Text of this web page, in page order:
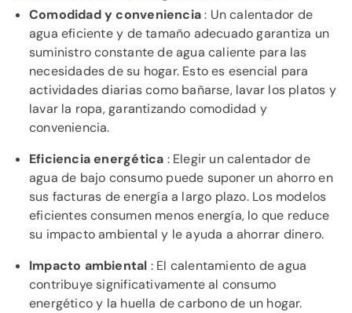
Comodidad y conveniencia: Un calentador de
agua eficiente y de tamaño adecuado garantiza un
suministro constante de agua caliente para las
necesidades de su hogar. Esto es esencial para
actividades diarias como bañarse, lavar los platos y
lavar la ropa, garantizando comodidad y
conveniencia.
Eficiencia energética : Elegir un calentador de
agua de bajo consumo puede suponer un ahorro en
sus facturas de energía a largo plazo. Los modelos
eficientes consumen menos energía, lo que reduce
su impacto ambiental y le ayuda a ahorrar dinero.
Impacto ambiental : El calentamiento de agua
contribuye significativamente al consumo
energético y la huella de carbono de un hogar.